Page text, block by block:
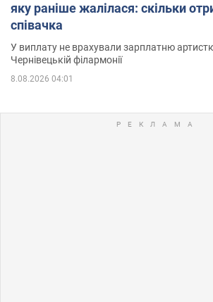
яку раніше жалілася: скільки
співачка
У виплату не врахували зарплатню
Чернівецькій філармонії
8.08.2026 04:01